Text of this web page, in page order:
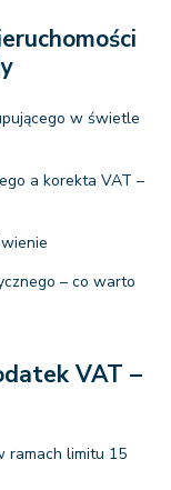
w świetle
a korekta VAT –
– co warto
VAT –
ramach limitu 15